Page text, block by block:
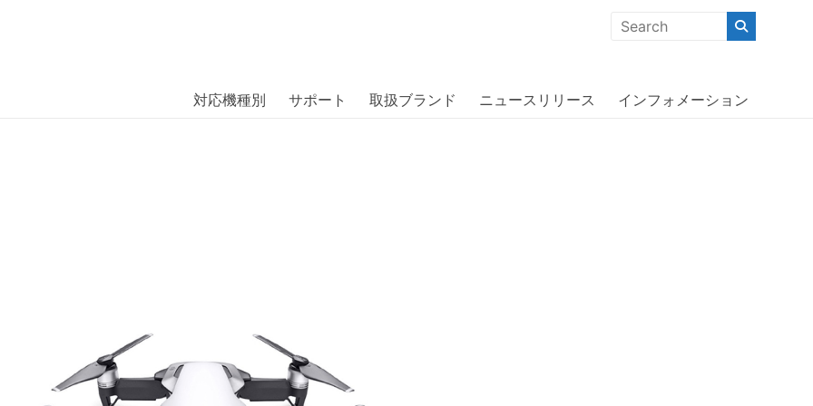
には、日本では珍しい「海外ブランド」をはじめ「ユニークな商品」「機能的な商品」「コストパフォーマンスの高い商
対応機種別 サポート 取扱ブランド ニュースリリース インフォメーション